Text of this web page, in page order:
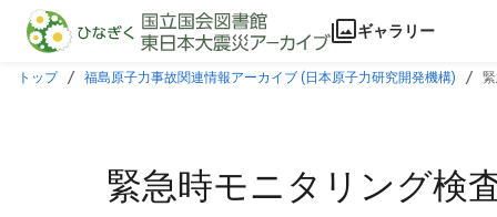
本文に飛ぶ
ギャラリー
トップ 福島原子力事故関連情報アーカイブ (日本原子力研究開発機構)
緊急時モニタリング検